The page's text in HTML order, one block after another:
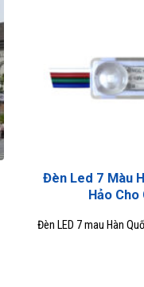
Đèn Led 7 Màu
Hảo Cho
Đèn LED 7 mau Hàn